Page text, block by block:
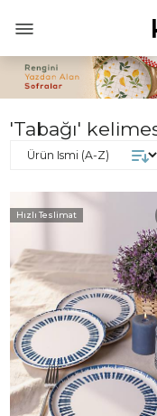
'Tabağı'
Hızlı Teslimat